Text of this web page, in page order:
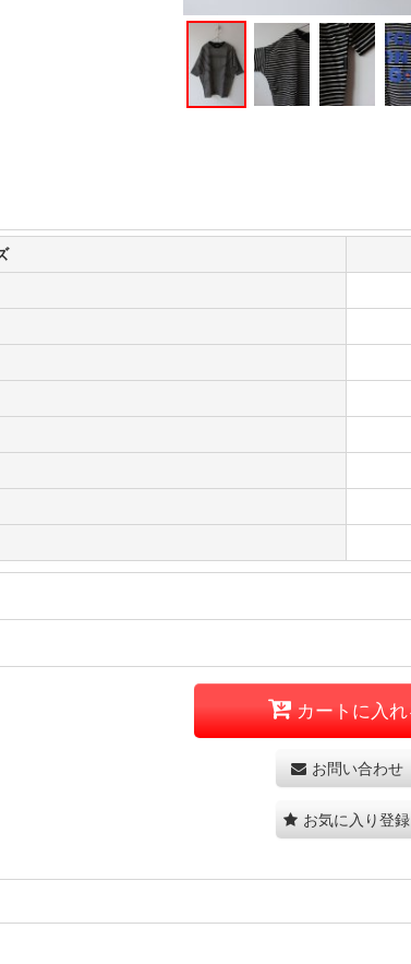
カートに入
お問い合わせ
お気に入り登録